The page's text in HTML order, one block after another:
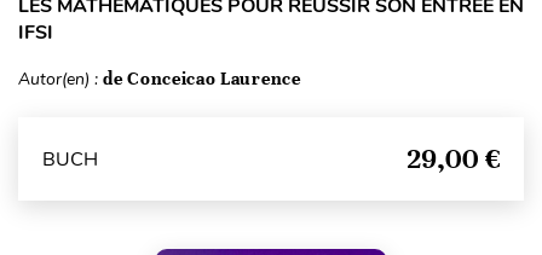
LES MATHÉMATIQUES POUR RÉUSSIR SON ENTRÉE EN
IFSI
Autor(en) : de Conceicao Laurence
BUCH 29,00 €